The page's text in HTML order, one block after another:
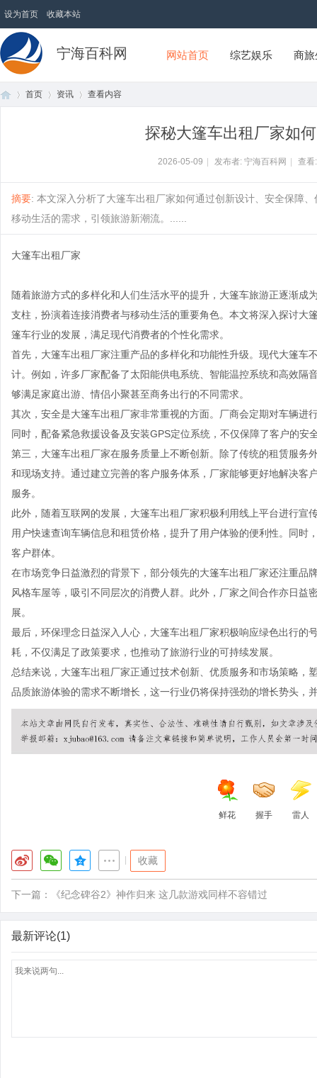
设为首页 收藏本站
宁海百科网 网站首页 综艺娱乐 商
首页 资讯 查看内容
探秘大篷车出租厂家如
2026-05-09 发布者: 宁海百科网 查
摘要: 本文深入分析了大篷车出租厂家如何通过创新设计、安全保障
移动生活的需求，引领旅游新潮流。......
大篷车出租厂家
随着旅游方式的多样化和人们生活水平的提升，大篷车旅游正逐渐
支柱，扮演着连接消费者与移动生活的重要角色。本文将深入探讨大
篷车行业的发展，满足现代消费者的个性化需求。
首先，大篷车出租厂家注重产品的多样化和功能性升级。现代大篷车
计。例如，许多厂家配备了太阳能供电系统、智能温控系统和高效隔
够满足家庭出游、情侣小聚甚至商务出行的不同需求。
其次，安全是大篷车出租厂家非常重视的方面。厂商会定期对车辆进
同时，配备紧急救援设备及安装GPS定位系统，不仅保障了客户的
第三，大篷车出租厂家在服务质量上不断创新。除了传统的租赁服务
和现场支持。通过建立完善的客户服务体系，厂家能够更好地解决客
服务。
此外，随着互联网的发展，大篷车出租厂家积极利用线上平台进行
用户快速查询车辆信息和租赁价格，提升了用户体验的便利性。同
客户群体。
在市场竞争日益激烈的背景下，部分领先的大篷车出租厂家还注重品
风格车屋等，吸引不同层次的消费人群。此外，厂家之间合作亦日
展。
最后，环保理念日益深入人心，大篷车出租厂家积极响应绿色出行的
耗，不仅满足了政策要求，也推动了旅游行业的可持续发展。
总结来说，大篷车出租厂家正通过技术创新、优质服务和市场策略
品质旅游体验的需求不断增长，这一行业仍将保持强劲的增长势头，
鲜花 握手 雷人
收藏
下一篇： 《纪念碑谷2》神作归来 这几款游戏同样不容错过
最新评论(1)